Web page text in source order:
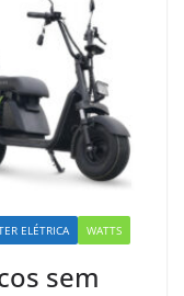
ELÉTRICA WATTS
sem